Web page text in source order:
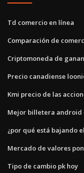
Td comercio en línea
Comparación de
Criptomoneda de
Precio canadiense
Kmi precio de las
Mejor billetera
¿por qué está bajando
Mercado de valores
Tipo de cambio pk hoy